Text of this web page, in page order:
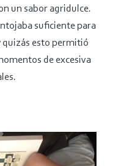
un sabor agridulce.
suficiente para
esto permitió
de excesiva